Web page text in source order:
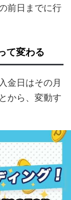
前日までに行
て変わる
金日はその月
から、変動す